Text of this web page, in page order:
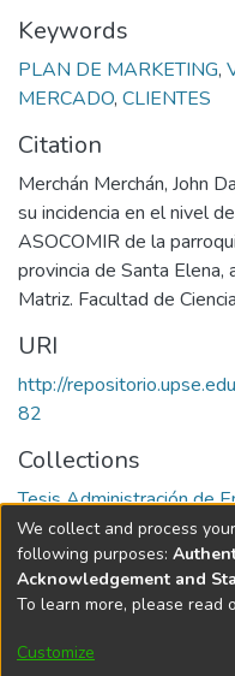
Keywords
PLAN DE MARKETING,
MERCADO, CLIENTES
Citation
Merchán Merchán, John
su incidencia en el nivel
ASOCOMIR de la
provincia de Santa
Matriz. Facultad de
URI
http://
82
Collections
Tesis Administración de
Full item page
DSpace software
Cookie
We collect and process
following purposes:
Acknowledgement and
To learn more, please read
Customize